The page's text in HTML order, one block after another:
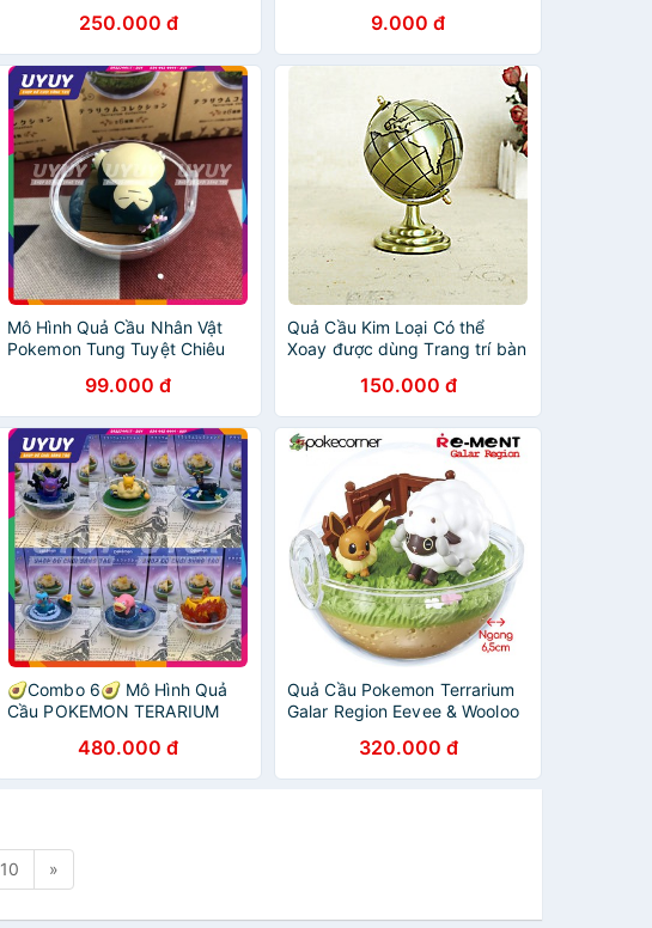
250.000 đ 9.000 đ
Mô Hình Quả Cầu Nhân Vật
Pokemon Tung Tuyệt Chiêu
99.000 đ
Quả Cầu Kim Loại Có thể
Xoay được dùng Trang trí bàn
150.000 đ
🥑Combo 6🥑 Mô Hình Quả
Cầu POKEMON TERARIUM
Chiêu Cực Đẹp ️, Sắc Nét
480.000 đ
Quả Cầu Pokemon Terrarium
Galar Region Eevee & Wooloo
suốt, mở nắp được -
PokeCorner
320.000 đ
10 »